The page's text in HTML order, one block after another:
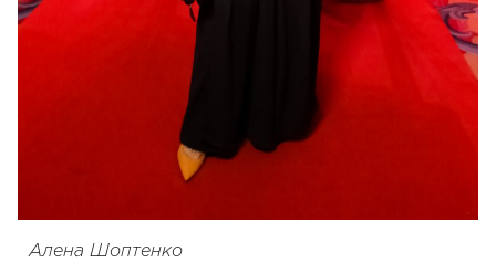
Алена Шоптенко